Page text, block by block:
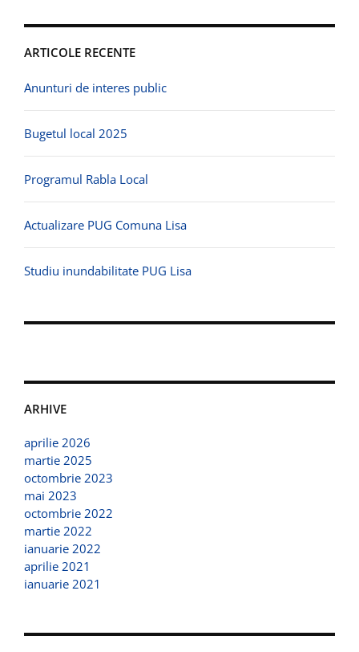
ARTICOLE RECENTE
Anunturi de interes public
Bugetul local 2025
Programul Rabla Local
Actualizare PUG Comuna Lisa
Studiu inundabilitate PUG Lisa
ARHIVE
aprilie 2026
martie 2025
octombrie 2023
mai 2023
octombrie 2022
martie 2022
ianuarie 2022
aprilie 2021
ianuarie 2021